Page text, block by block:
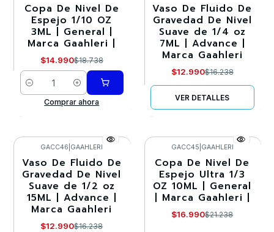
-20%
Copa De Nivel De
Espejo 1/10 OZ
3ML | General |
Marca Gaahleri |
$14.990$18.738
Cantidad
Comprar ahora
-20%
Agotado
Vaso De Fluido De
Gravedad De Nivel
Suave de 1/4 oz
7ML | Advance |
Marca Gaahleri
$12.990$16.238
VER DETALLES
-20%
GACC46 GAAHLERI
Vaso De Fluido De
Gravedad De Nivel
Suave de 1/2 oz
15ML | Advance |
Marca Gaahleri
$12.990$16.238
-20%
GACC45 GAAHLERI
Copa De Nivel De
Espejo Ultra 1/3
OZ 10ML | General
| Marca Gaahleri |
$16.990$21.238